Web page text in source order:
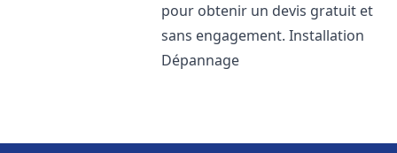
pour obtenir un devis gratuit et
sans engagement. Installation
Dépannage